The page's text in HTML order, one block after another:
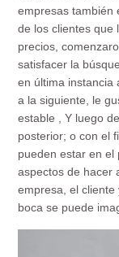
empresas también
de los clientes que
precios,
satisfacer la
en última instancia
a la siguiente, le
estable , Y luego
posterior; o con el
pueden estar en el
aspectos de hacer
empresa, el
boca se puede